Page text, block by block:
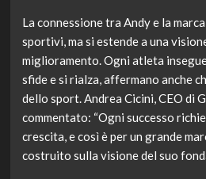
La connessione tra Andy e la
sportivi, ma si estende a una
miglioramento. Ogni atleta
sfide e si rialza, affermano anche
dello sport. Andrea Cicini, CEO di
commentato: “Ogni successo
crescita, e così è per un grande
costruito sulla visione del suo